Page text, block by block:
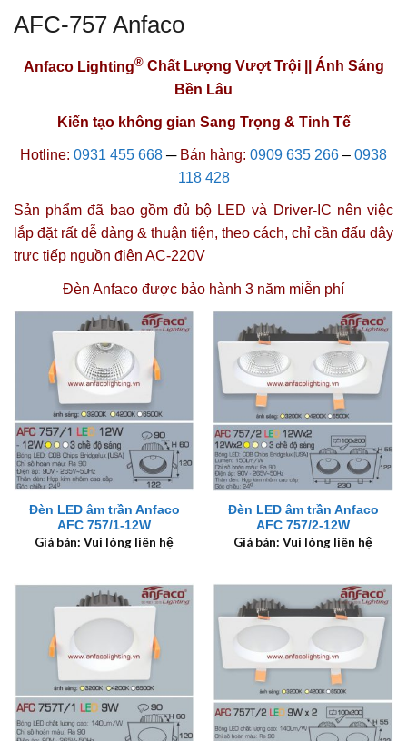
AFC-757 Anfaco
Anfaco Lighting® Chất Lượng Vượt Trội || Ánh Sáng
Bền Lâu
Kiến tạo không gian Sang Trọng & Tinh Tế
Hotline: 0931 455 668 ─Bán hàng: 0909 635 266 – 0938
118 428
Sản phẩm đã bao gồm đủ bộ LED và Driver-IC nên việc
lắp đặt rất dễ dàng & thuận tiện, theo cách, chỉ cần đấu dây
trực tiếp nguồn điện AC-220V
Đèn Anfaco được bảo hành 3 năm miễn phí
Đèn LED âm trần Anfaco
AFC 757/1-12W
Giá bán: Vui lòng liên hệ
Đèn LED âm trần Anfaco
AFC 757/2-12W
Giá bán: Vui lòng liên hệ